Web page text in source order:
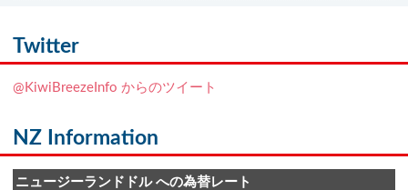
NZフレンズに「
登録日 : 2019.4.10
登録日 : 2019.2.28
NZクッキングに「ニュージーランド産キウイの酢の物
Twitter
@KiwiBreezeInfo からのツイート
NZ Information
ニュージーランドドル への為替レート